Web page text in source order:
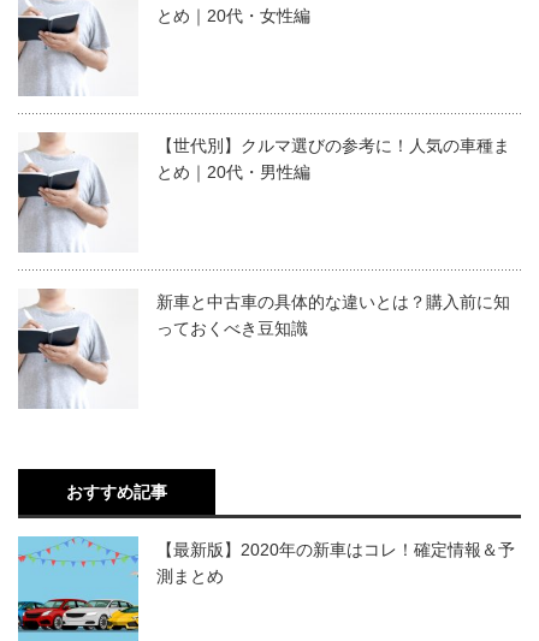
とめ｜20代・女性編
【世代別】クルマ選びの参考に！人気の車種ま
とめ｜20代・男性編
新車と中古車の具体的な違いとは？購入前に知
っておくべき豆知識
おすすめ記事
【最新版】2020年の新車はコレ！確定情報＆予
測まとめ